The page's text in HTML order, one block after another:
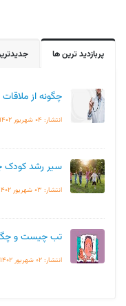
پربازدید ترین ها
چگونه از
انتشار: 04 شهریور 1402
سیر رشد کودک
انتشار: 03 شهریور 1402
تب چیست و
انتشار: 02 شهریور 1402